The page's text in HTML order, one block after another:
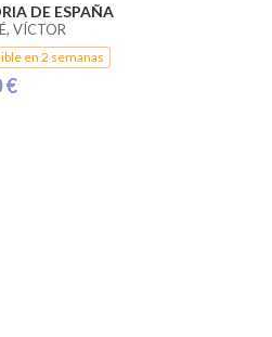
DE ESPAÑA
VÍCTOR
en 2 semanas
€